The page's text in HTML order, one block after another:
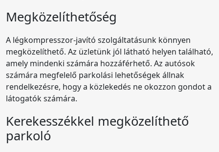
Megközelíthetőség
A légkompresszor-javító szolgáltatásunk könnyen
megközelíthető. Az üzletünk jól látható helyen található,
amely mindenki számára hozzáférhető. Az autósok
számára megfelelő parkolási lehetőségek állnak
rendelkezésre, hogy a közlekedés ne okozzon gondot a
látogatók számára.
Kerekesszékkel megközelíthető
parkoló